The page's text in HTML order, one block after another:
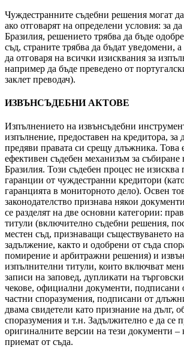
Чуждестранните съдебни решения могат
ако отговарят на определени условия: за
Бразилия, решението трябва да бъде
съд, страните трябва да бъдат уведомени,
да отговаря на всички изисквания за
например да бъде преведено от
заклет преводач).
ИЗВЪНСЪДЕБНИ АКТОВЕ
Изпълнението на извънсъдебни
изпълнение, предоставен на кредитора, за
предяви правата си срещу длъжника. Това
ефективен съдебен механизъм за събиране
Бразилия. Този съдебен процес не изисква
гаранции от чуждестранни кредитори
гаранцията в мониторното дело). Освен
законодателство признава някои
се разделят на две основни категории:
титули (включително съдебни решения,
местен съд, признаващи съществуването
задължение, както и одобрени от съда
помирение и арбитражни решения) и
изпълнителни титули, които включват
записи на заповед, дупликати на
чекове, официални документи, подписани
частни споразумения, подписани от
двама свидетели като признание на дълг,
споразумения и т.н. Задължително е да се
оригиналните версии на тези документи –
приемат от съда.